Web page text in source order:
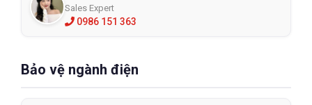
Sales Expert
0986 151 363
Bảo vệ ngành điện